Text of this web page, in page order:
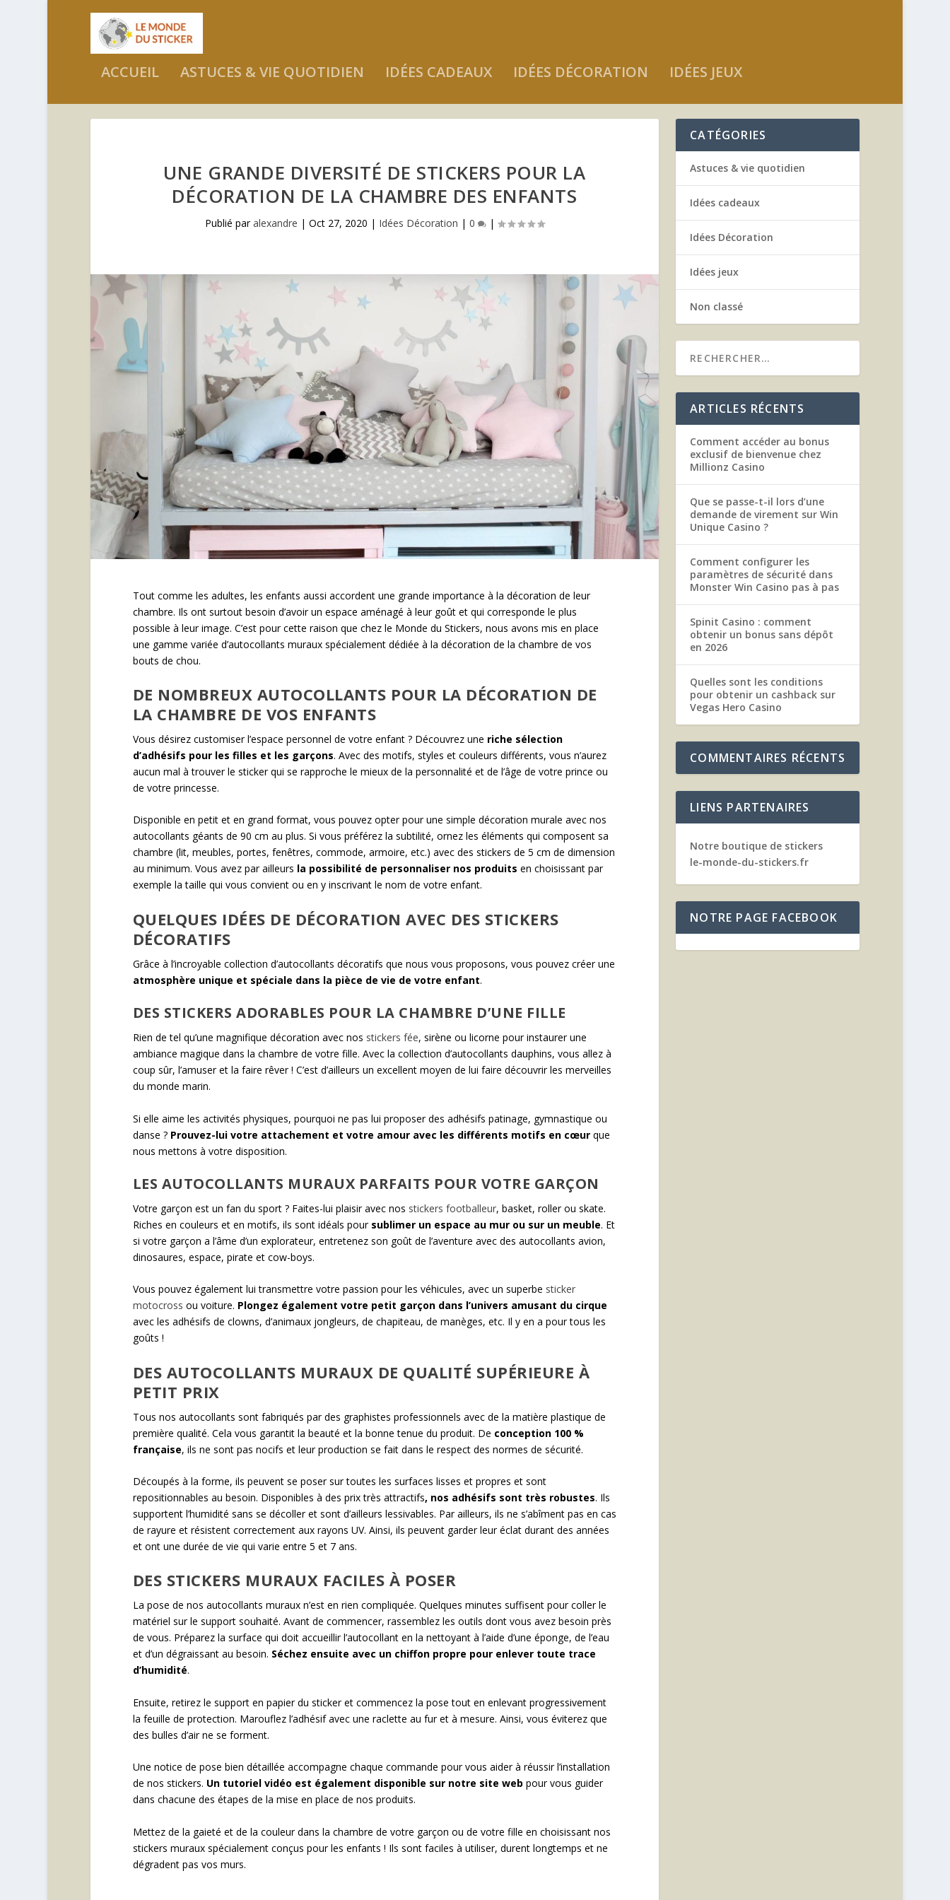
ACCUEIL ASTUCES & VIE QUOTIDIEN IDÉES CADEAUX IDÉES DÉCORATION IDÉES JEUX
UNE GRANDE DIVERSITÉ DE STICKERS POUR LA
DÉCORATION DE LA CHAMBRE DES ENFANTS
Publié paralexandre | Oct 27, 2020 | Idées Décoration | 0 |
Tout comme les adultes, les enfants aussi accordent une grande importance à la décoration de leur
chambre. Ils ont surtout besoin d’avoir un espace aménagé à leur goût et qui corresponde le plus
possible à leur image. C’est pour cette raison que chez le Monde du Stickers, nous avons mis en place
une gamme variée d’autocollants muraux spécialement dédiée à la décoration de la chambre de vos
bouts de chou.
DE NOMBREUX AUTOCOLLANTS POUR LA DÉCORATION DE
LA CHAMBRE DE VOS ENFANTS
Vous désirez customiser l’espace personnel de votre enfant ? Découvrez une riche sélection
d’adhésifs pour les filles et les garçons. Avec des motifs, styles et couleurs différents, vous n’aurez
aucun mal à trouver le sticker qui se rapproche le mieux de la personnalité et de l’âge de votre prince ou
de votre princesse.
Disponible en petit et en grand format, vous pouvez opter pour une simple décoration murale avec nos
autocollants géants de 90 cm au plus. Si vous préférez la subtilité, ornez les éléments qui composent sa
chambre (lit, meubles, portes, fenêtres, commode, armoire, etc.) avec des stickers de 5 cm de dimension
au minimum. Vous avez par ailleurs la possibilité de personnaliser nos produits en choisissant par
exemple la taille qui vous convient ou en y inscrivant le nom de votre enfant.
QUELQUES IDÉES DE DÉCORATION AVEC DES STICKERS
DÉCORATIFS
Grâce à l’incroyable collection d’autocollants décoratifs que nous vous proposons, vous pouvez créer une
atmosphère unique et spéciale dans la pièce de vie de votre enfant.
DES STICKERS ADORABLES POUR LA CHAMBRE D’UNE FILLE
Rien de tel qu’une magnifique décoration avec nos stickers fée, sirène ou licorne pour instaurer une
ambiance magique dans la chambre de votre fille. Avec la collection d’autocollants dauphins, vous allez à
coup sûr, l’amuser et la faire rêver ! C’est d’ailleurs un excellent moyen de lui faire découvrir les merveilles
du monde marin.
Si elle aime les activités physiques, pourquoi ne pas lui proposer des adhésifs patinage, gymnastique ou
danse ? Prouvez-lui votre attachement et votre amour avec les différents motifs en cœurque
nous mettons à votre disposition.
LES AUTOCOLLANTS MURAUX PARFAITS POUR VOTRE GARÇON
Votre garçon est un fan du sport ? Faites-lui plaisir avec nos stickers footballeur, basket, roller ou skate.
Riches en couleurs et en motifs, ils sont idéals pour sublimer un espace au mur ou sur un meuble. Et
si votre garçon a l’âme d’un explorateur, entretenez son goût de l’aventure avec des autocollants avion,
dinosaures, espace, pirate et cow-boys.
Vous pouvez également lui transmettre votre passion pour les véhicules, avec un superbe sticker
motocross ou voiture. Plongez également votre petit garçon dans l’univers amusant du cirque
avec les adhésifs de clowns, d’animaux jongleurs, de chapiteau, de manèges, etc. Il y en a pour tous les
goûts !
DES AUTOCOLLANTS MURAUX DE QUALITÉ SUPÉRIEURE À
PETIT PRIX
Tous nos autocollants sont fabriqués par des graphistes professionnels avec de la matière plastique de
première qualité. Cela vous garantit la beauté et la bonne tenue du produit. De conception 100 %
française, ils ne sont pas nocifs et leur production se fait dans le respect des normes de sécurité.
Découpés à la forme, ils peuvent se poser sur toutes les surfaces lisses et propres et sont
repositionnables au besoin. Disponibles à des prix très attractifs, nos adhésifs sont très robustes. Ils
supportent l’humidité sans se décoller et sont d’ailleurs lessivables. Par ailleurs, ils ne s’abîment pas en cas
de rayure et résistent correctement aux rayons UV. Ainsi, ils peuvent garder leur éclat durant des années
et ont une durée de vie qui varie entre 5 et 7 ans.
DES STICKERS MURAUX FACILES À POSER
La pose de nos autocollants muraux n’est en rien compliquée. Quelques minutes suffisent pour coller le
matériel sur le support souhaité. Avant de commencer, rassemblez les outils dont vous avez besoin près
de vous. Préparez la surface qui doit accueillir l’autocollant en la nettoyant à l’aide d’une éponge, de l’eau
et d’un dégraissant au besoin. Séchez ensuite avec un chiffon propre pour enlever toute trace
d’humidité.
Ensuite, retirez le support en papier du sticker et commencez la pose tout en enlevant progressivement
la feuille de protection. Marouflez l’adhésif avec une raclette au fur et à mesure. Ainsi, vous éviterez que
des bulles d’air ne se forment.
Une notice de pose bien détaillée accompagne chaque commande pour vous aider à réussir l’installation
de nos stickers. Un tutoriel vidéo est également disponible sur notre site web pour vous guider
dans chacune des étapes de la mise en place de nos produits.
Mettez de la gaieté et de la couleur dans la chambre de votre garçon ou de votre fille en choisissant nos
stickers muraux spécialement conçus pour les enfants ! Ils sont faciles à utiliser, durent longtemps et ne
dégradent pas vos murs.
CATÉGORIES
Astuces & vie quotidien
Idées cadeaux
Idées Décoration
Idées jeux
Non classé
ARTICLES RÉCENTS
Comment accéder au bonus
exclusif de bienvenue chez
Millionz Casino
Que se passe-t-il lors d’une
demande de virement sur Win
Unique Casino ?
Comment configurer les
paramètres de sécurité dans
Monster Win Casino pas à pas
Spinit Casino : comment
obtenir un bonus sans dépôt
en 2026
Quelles sont les conditions
pour obtenir un cashback sur
Vegas Hero Casino
COMMENTAIRES RÉCENTS
LIENS PARTENAIRES
Notre boutique de stickers
le-monde-du-stickers.fr
NOTRE PAGE FACEBOOK